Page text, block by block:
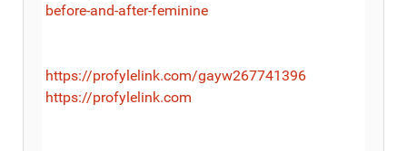
before-and-after-feminine
https://profylelink.com/gayw267741396
https://profylelink.com